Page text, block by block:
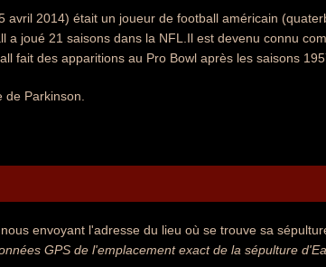
avril 2014) était un joueur de football américain
a joué 21 saisons dans la NFL.Il est devenu connu
fait des apparitions au Pro Bowl après les saisons
Parkinson.
envoyant l'adresse du lieu où se trouve sa
GPS de l'emplacement exact de la sépulture